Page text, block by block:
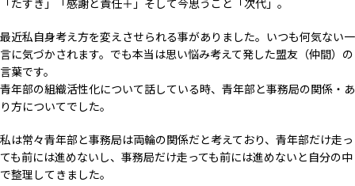
「たすき」「感謝と責任＋」そして今思うこと「次代」。
最近私自身考え方を変えさせられる事がありました。いつも何気ない一
言に気づかされます。でも本当は思い悩み考えて発した盟友（仲間）の
言葉です。
青年部の組織活性化について話している時、青年部と事務局の関係・あ
り方についてでした。
私は常々青年部と事務局は両輪の関係だと考えており、青年部だけ走っ
ても前には進めないし、事務局だけ走っても前には進めないと自分の中
で整理してきました。